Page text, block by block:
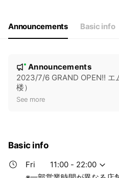
※一部営業時間が異なる店舗がござ
Announcements Basic info
New
Announcements
2023/7/6 GRAND OPEN!! エ
楼）
See more
Basic info
Fri
11:00 - 22:00